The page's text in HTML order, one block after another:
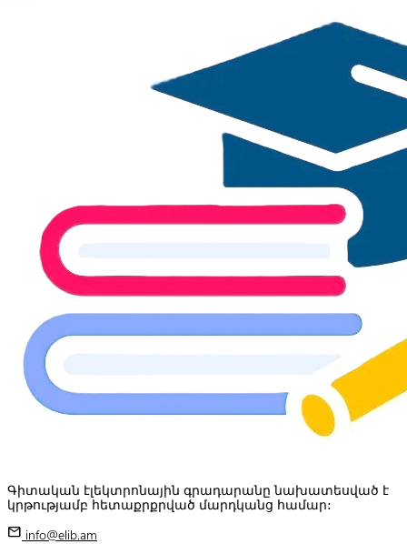
Գիտական էլեկտրոնային գրադարանը նախատեսված է
կրթությամբ հետաքրքրված մարդկանց համար:
mail info@elib.am